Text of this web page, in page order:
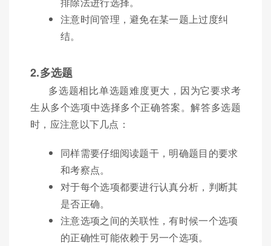
注意时间管理，避免在某一题上过度纠
结。
2.多选题
多选题相比单选题难度更大，因为它要求考
生从多个选项中选择多个正确答案。解答多选题
时，应注意以下几点：
同样需要仔细阅读题干，明确题目的要求
和考察点。
对于每个选项都要进行认真分析，判断其
是否正确。
注意选项之间的关联性，有时候一个选项
的正确性可能依赖于另一个选项。